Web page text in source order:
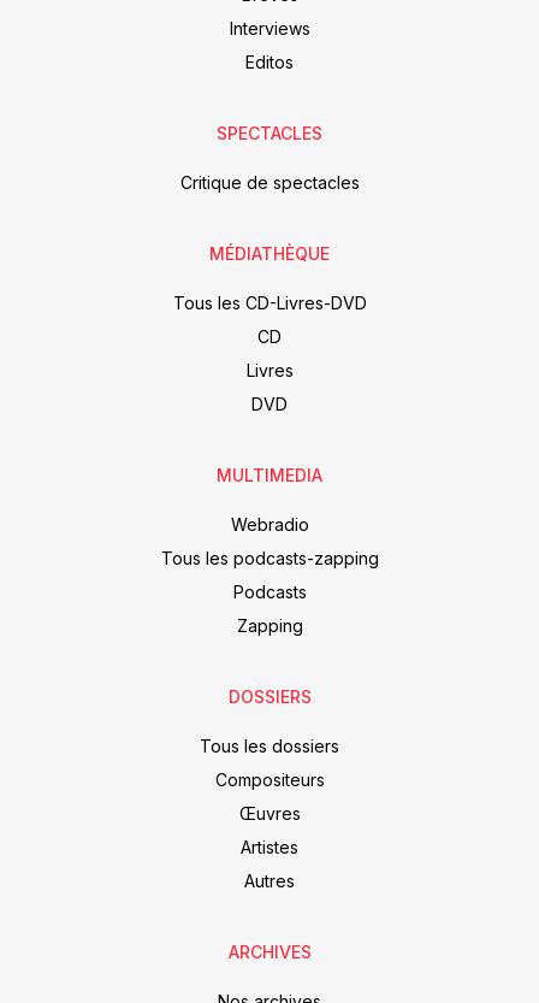
Interviews
Editos
SPECTACLES
Critique de spectacles
MÉDIATHÈQUE
Tous les CD-Livres-DVD
CD
Livres
DVD
MULTIMEDIA
Webradio
Tous les podcasts-zapping
Podcasts
Zapping
DOSSIERS
Tous les dossiers
Compositeurs
Œuvres
Artistes
Autres
ARCHIVES